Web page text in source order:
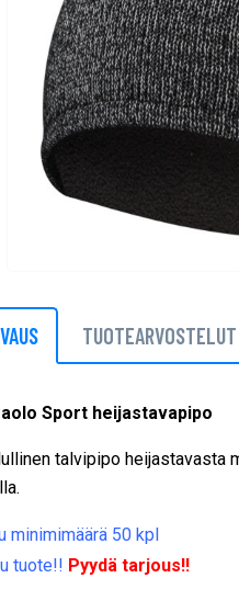
TUOTEARVOSTELUT
Sport heijastavapipo
talvipipo heijastavasta
minimimäärä 50 kpl
tuote!! Pyydä tarjous!!